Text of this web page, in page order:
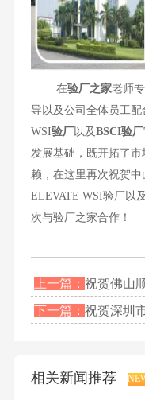
在验厂之家老师
导以及公司全体员工
WSI验厂以及BSCI验厂
发展基础，既开拓了
赖，在这里再次祝贺
ELEVATE WSI验厂以
次与验厂之家合作！
上一篇：祝贺佛山
下一篇：祝贺深圳
相关新闻推荐